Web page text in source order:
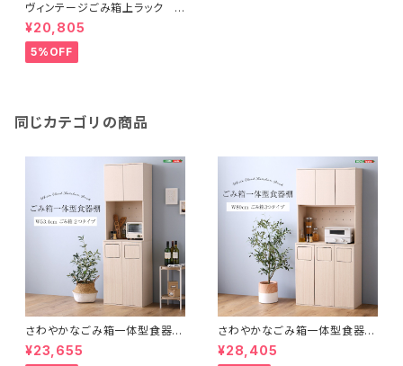
ヴィンテージごみ箱上ラック ワ
イドタイプ 【GREACK-グリッ
ク-】 GCK-T3W
¥20,805
5%OFF
同じカテゴリの商品
さわやかなごみ箱一体型食器
棚 ごみ箱2つタイプ
¥23,655
さわやかなごみ箱一体型食器
棚 ごみ箱3つタイプ
¥28,405